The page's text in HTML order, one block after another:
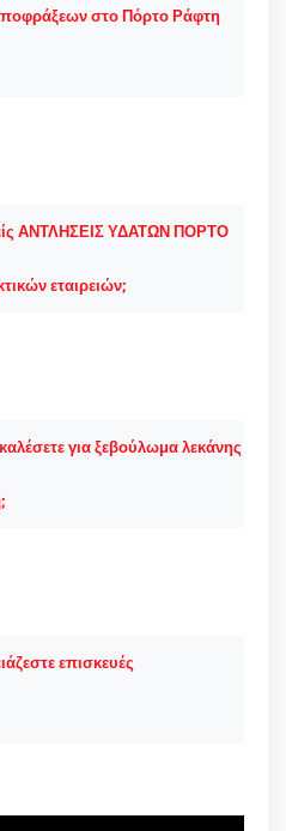
στο Πόρτο Ράφτη
ΑΝΤΛΗΣΕΙΣ ΥΔΑΤΩΝ ΠΟΡΤΟ
εταιρειών;
για ξεβούλωμα λεκάνης
επισκευές